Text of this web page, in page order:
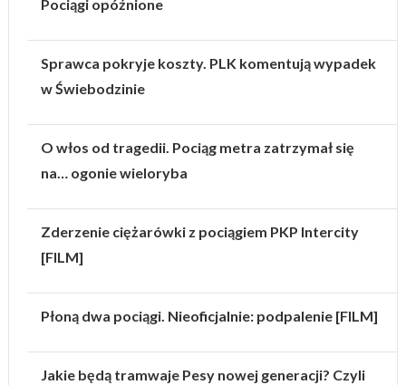
Pociągi opóźnione
Sprawca pokryje koszty. PLK komentują wypadek
w Świebodzinie
O włos od tragedii. Pociąg metra zatrzymał się
na… ogonie wieloryba
Zderzenie ciężarówki z pociągiem PKP Intercity
[FILM]
Płoną dwa pociągi. Nieoficjalnie: podpalenie [FILM]
Jakie będą tramwaje Pesy nowej generacji? Czyli